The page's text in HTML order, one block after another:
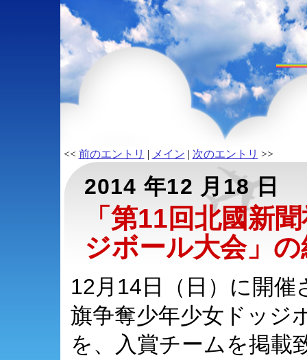
<< 前のエントリ | メイン | 次のエントリ >>
2014 年12 月18 日
「第11回北國新
ジボール大会」
12月14日（日）に開催
旗争奪少年少女ドッジ
を、入賞チームを掲載